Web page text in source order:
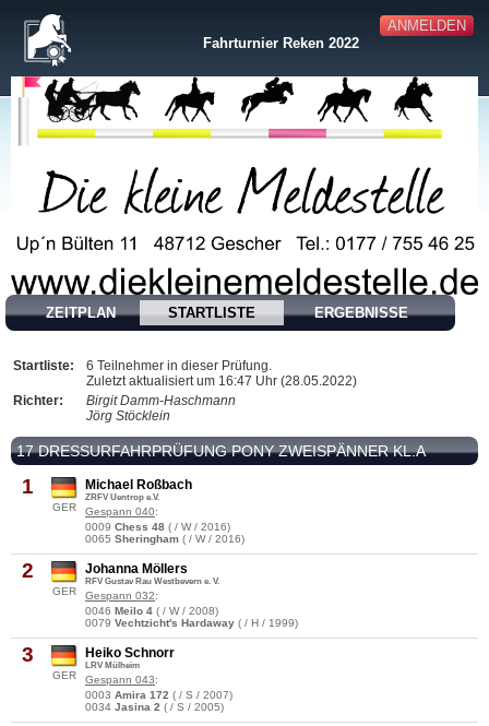
ANMELDEN
Fahrturnier Reken 2022
ZEITPLAN STARTLISTE ERGEBNISSE
Startliste:
6 Teilnehmer in dieser Prüfung.
Zuletzt aktualisiert um 16:47 Uhr (28.05.2022)
Richter:
Birgit Damm-Haschmann
Jörg Stöcklein
17 DRESSURFAHRPRÜFUNG PONY ZWEISPÄNNER KL.A
1
GER
Michael Roßbach
ZRFV Uentrop e.V.
Gespann 040:
0009 Chess 48 ( / W / 2016)
0065 Sheringham ( / W / 2016)
2
GER
Johanna Möllers
RFV Gustav Rau Westbevern e. V.
Gespann 032:
0046 Meilo 4 ( / W / 2008)
0079 Vechtzicht's Hardaway ( / H / 1999)
3
GER
Heiko Schnorr
LRV Mülheim
Gespann 043:
0003 Amira 172 ( / S / 2007)
0034 Jasina 2 ( / S / 2005)